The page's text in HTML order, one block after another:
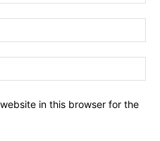
in this browser for the